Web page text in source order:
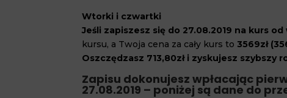
Wtorki i czwartki
Jeśli zapiszesz się do 27.08.2019 na kurs od
kursu, a Twoja cena za cały kurs to 3569zł
Oszczędzasz 713,80zł i zyskujesz szybszy
Zapisu dokonujesz wpłacając
27.08.2019 – poniżej są dane do